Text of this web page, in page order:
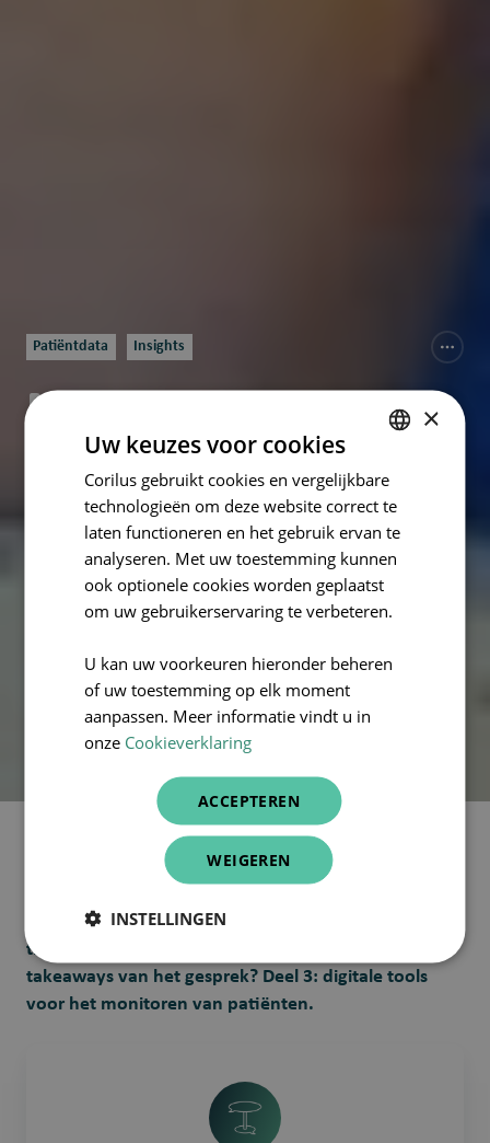
Patiëntdata Insights
Makkelijker indien
een sensor de
waarden automatich
doorstuurt
8 minuten leestijd 11-jun-2025 9:30:00
In de Connecting Care-podcast praten we elke
in zijn of haar job. In deze aflevering praten we met
thuisverpleegkundige Saida Qnioun. Wat zijn de
takeaways van het gesprek? Deel 3: digitale tools
voor het monitoren van patiënten.
DUTCH
FRENCH
×
Uw keuzes voor cookies
Corilus gebruikt cookies en vergelijkbare
technologieën om deze website correct te
laten functioneren en het gebruik ervan te
analyseren. Met uw toestemming kunnen
ook optionele cookies worden geplaatst
om uw gebruikerservaring te verbeteren.
U kan uw voorkeuren hieronder beheren
of uw toestemming op elk moment
aanpassen. Meer informatie vindt u in
onze Cookieverklaring
ACCEPTEREN
WEIGEREN
INSTELLINGEN